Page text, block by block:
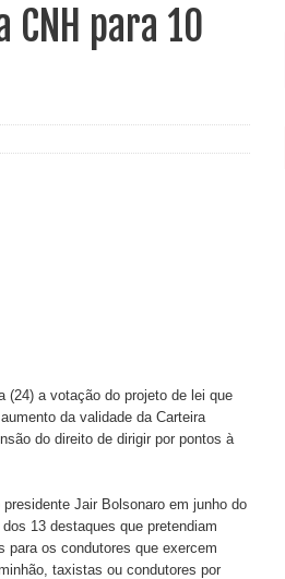
para 10
(24) a votação do projeto de lei que
da validade da Carteira
do direito de dirigir por pontos à
Jair Bolsonaro em junho do
13 destaques que pretendiam
para os condutores que exercem
taxistas ou condutores por